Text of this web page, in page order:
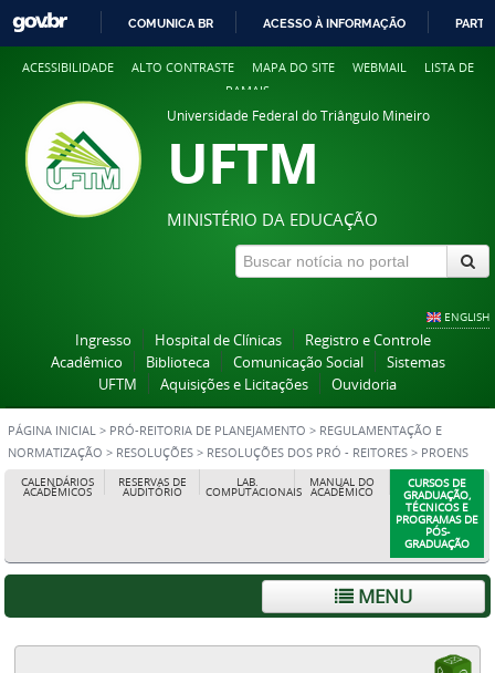
COMUNICA BR ACESSO À INFORMAÇÃO
ACESSIBILIDADE ALTO CONTRASTE MAPA DO SITE WEBMAIL
LISTA DE
RAMAIS
Universidade Federal do Triângulo Mineiro
UFTM
MINISTÉRIO DA EDUCAÇÃO
ENGLISH
Ingresso Hospital de Clínicas
Registro e Controle
Acadêmico
Biblioteca Comunicação Social
Sistemas
UFTM
Aquisições e Licitações Ouvidoria
PÁGINA INICIAL > PRÓ-REITORIA DE PLANEJAMENTO > REGULAMENTAÇÃO E
NORMATIZAÇÃO > RESOLUÇÕES > RESOLUÇÕES DOS PRÓ - REITORES > PROENS
CALENDÁRIOS
ACADÊMICOS
RESERVAS DE
AUDITÓRIO
LAB.
COMPUTACIONAIS
MANUAL DO
ACADÊMICO
CURSOS DE
GRADUAÇÃO,
TÉCNICOS E
PROGRAMAS DE
PÓS-
GRADUAÇÃO
MENU